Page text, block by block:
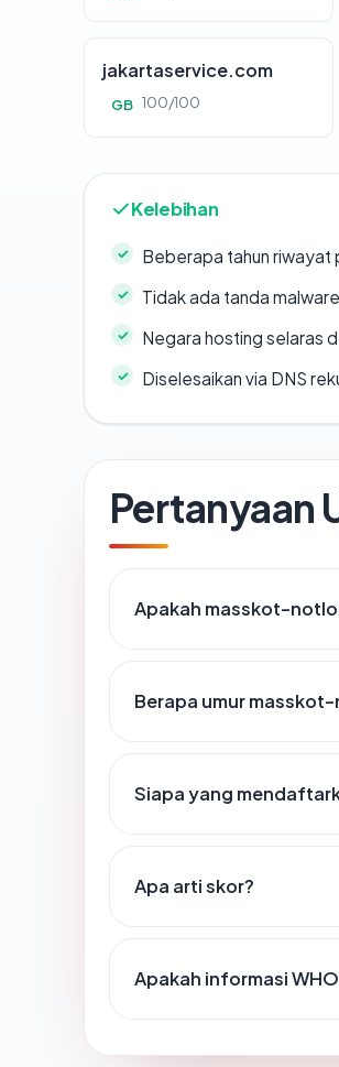
jakartaservice.com
GB 100/100
Kelebihan
Beberapa tahun riwayat
Tidak ada tanda malware
Negara hosting selaras
Diselesaikan via DNS
Pertanyaan
Apakah masskot-
Berapa umur
Siapa yang
Apa arti skor?
Apakah informasi